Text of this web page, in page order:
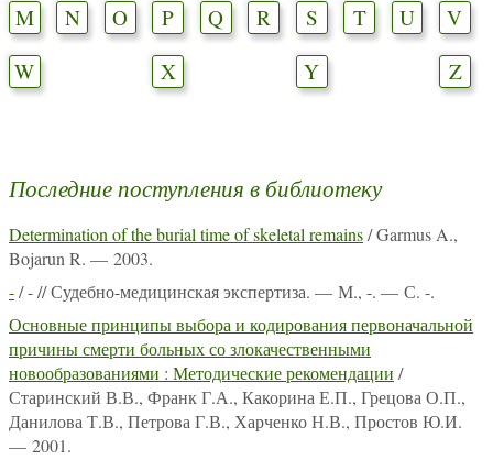
M
N O P Q R S T U
V
W
X Y Z
Последние поступления в библиотеку
Determination of the burial time of skeletal remains/ Garmus A.,
Bojarun R. — 2003.
-/ - // Судебно-медицинская экспертиза. — М., -. — С. -.
Основные принципы выбора и кодирования первоначальной
причины смерти больных со злокачественными
новообразованиями : Методические рекомендации /
Старинский В.В., Франк Г.А., Какорина Е.П., Грецова О.П.,
Данилова Т.В., Петрова Г.В., Харченко Н.В., Простов Ю.И.
— 2001.